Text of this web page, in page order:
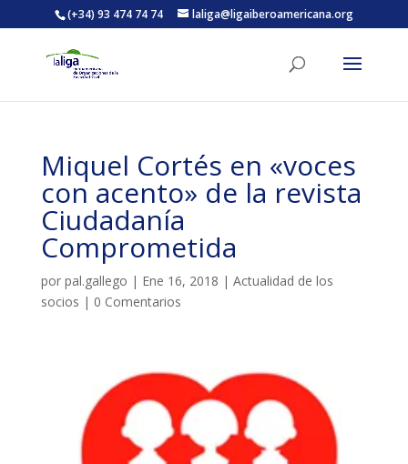
(+34) 93 474 74 74 laliga@ligaiberoamericana.org
Miquel Cortés en «voces
con acento» de la revista
Ciudadanía
Comprometida
por pal.gallego | Ene 16, 2018 | Actualidad de los
socios | 0 Comentarios
ACTIVITATS D'ESTIU
MÓN ESCOLAR
ALBERG CENTRE ESPLAI
FORMACIÓ
CASES DE COLÒNIES
ACCIÓ SOCIAL I JOVES